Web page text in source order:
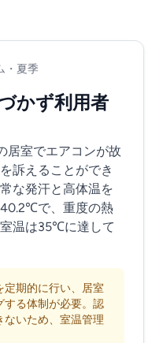
・夏季
かず利用者
居室でエアコンが故
訴えることができ
な発汗と高体温を
で、重度の熱
温は35℃に達して
定期的に行い、居室
する体制が必要。認
いため、室温管理